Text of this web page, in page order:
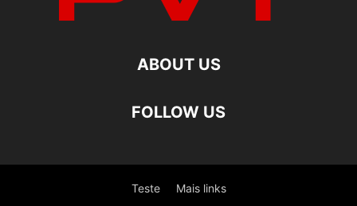
ABOUT US
FOLLOW US
Teste Mais links